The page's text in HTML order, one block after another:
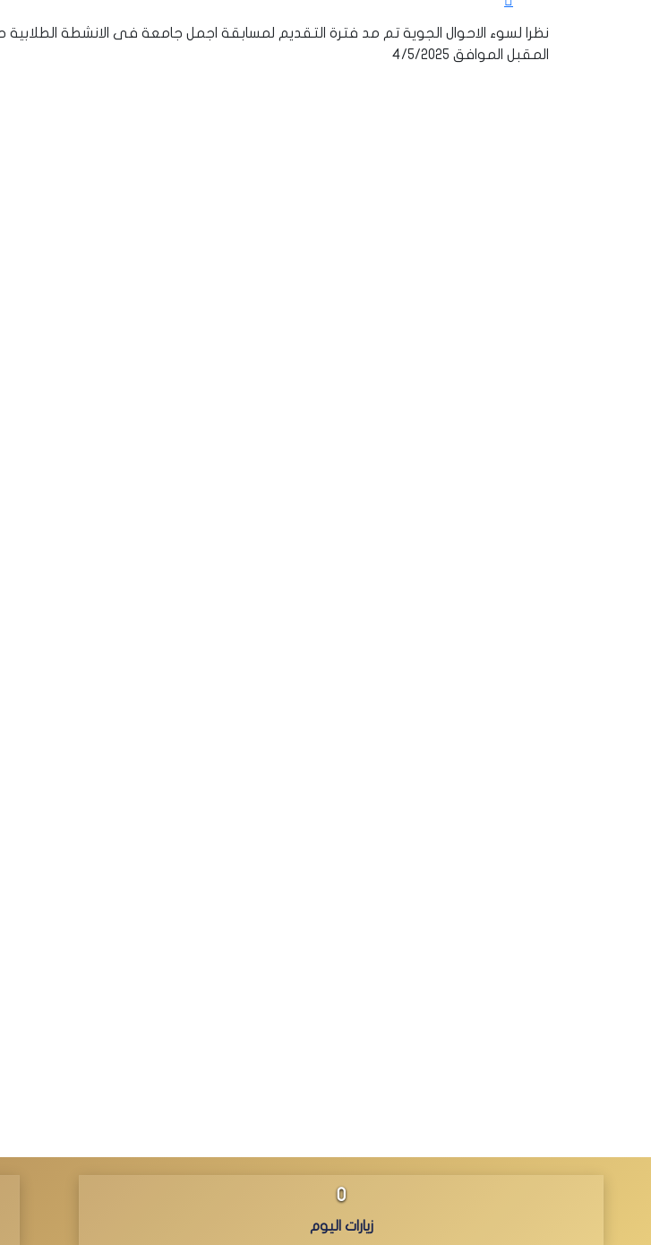
نظرا لسوء الاحوال الجوية تم مد فترة التقديم لمسابقة اجمل جامعة فى الانشطة الطلابية
المقبل الموافق 4/5/2025
0
زيارات اليوم